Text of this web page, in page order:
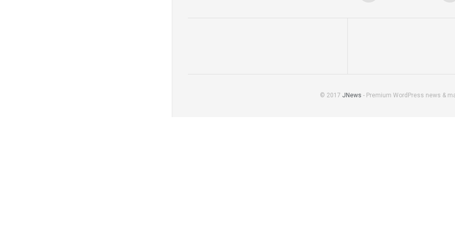
© 2017 JNews - Premium WordPress news &